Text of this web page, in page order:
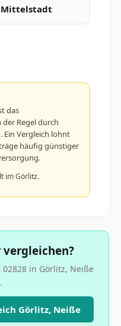
Mittelstadt
das
Regel durch
Ein Vergleich lohnt
häufig günstiger
im Görlitz.
vergleichen?
in Görlitz, Neiße
Görlitz, Neiße